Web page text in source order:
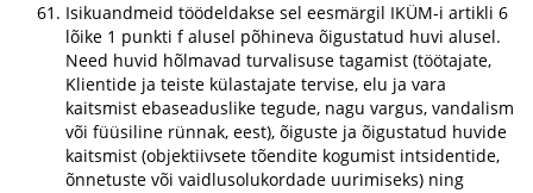
Isikuandmeid töödeldakse sel eesmärgil IKÜM-i artikli 6
lõike 1 punkti f alusel põhineva õigustatud huvi alusel.
Need huvid hõlmavad turvalisuse tagamist (töötajate,
Klientide ja teiste külastajate tervise, elu ja vara
kaitsmist ebaseaduslike tegude, nagu vargus, vandalism
või füüsiline rünnak, eest), õiguste ja õigustatud huvide
kaitsmist (objektiivsete tõendite kogumist intsidentide,
õnnetuste või vaidlusolukordade uurimiseks) ning